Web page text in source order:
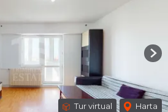
Tur virtual Harta